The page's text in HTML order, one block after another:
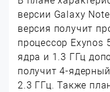
версии Galaxy
версия получит
процессор Exynos
ядра и 1.3 ГГц
получит 4-
2.3 ГГц. Также